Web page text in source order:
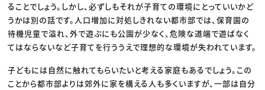
ることでしょう。しかし、必ずしもそれが子育ての環境にとっていいかど
うかは別の話です。人口増加に対処しきれない都市部では、保育園の
待機児童で溢れ、外で遊ぶにも公園が少なく、危険な道端で遊ばなく
てはならないなど子育てを行ううえで理想的な環境が失われています。
子どもには自然に触れてもらいたいと考える家庭もあるでしょう。この
ことから都市部よりは郊外に家を構える人も多くいますが、一部は自分